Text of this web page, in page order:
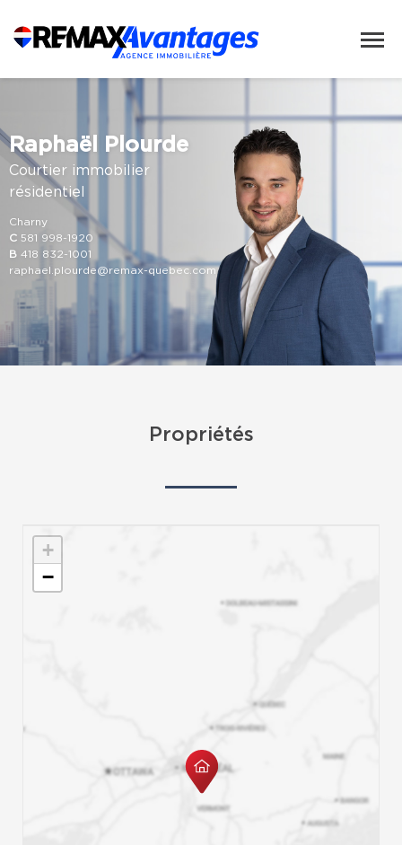
Raphaël Plourde
Courtier immobilier
résidentiel
Charny
C 581 998-1920
B 418 832-1001
raphael.plourde@remax-quebec.com
Propriétés
+
−